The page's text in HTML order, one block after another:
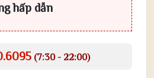
hấp dẫn
(7:30 - 22:00)